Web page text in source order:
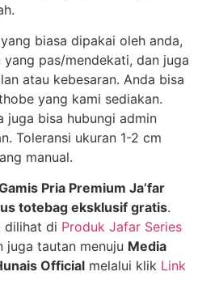
biasa dipakai oleh anda,
pas/mendekati, dan juga
atau kebesaran. Anda bisa
yang kami sediakan.
juga bisa hubungi admin
Toleransi ukuran 1-2 cm
manual.
Pria Premium Ja’far
totebag eksklusif gratis.
dilihat di Produk Jafar Series
juga tautan menuju Media
Official melalui klik Link